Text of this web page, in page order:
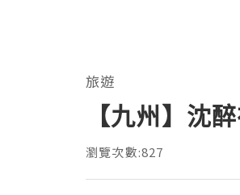
旅遊
【九州】沈
瀏覽次數:827